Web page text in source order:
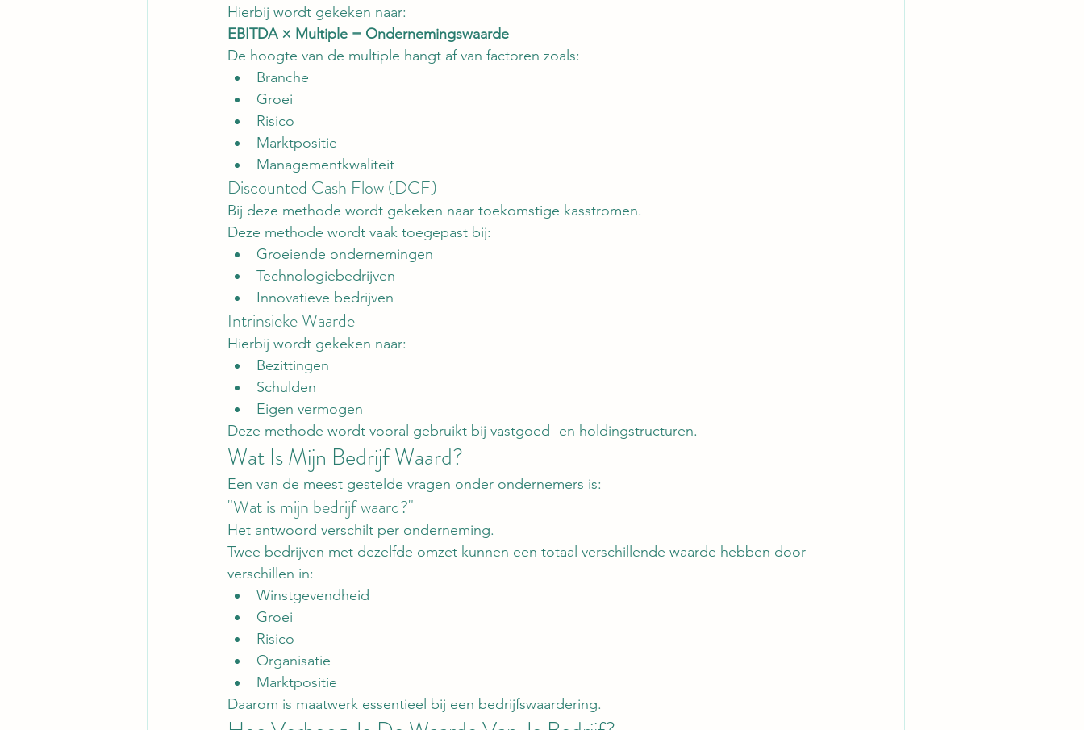
Hierbij wordt gekeken naar:
EBITDA × Multiple = Ondernemingswaarde
De hoogte van de multiple hangt af van factoren zoals:
Branche
Groei
Risico
Marktpositie
Managementkwaliteit
Discounted Cash Flow (DCF)
Bij deze methode wordt gekeken naar toekomstige kasstromen.
Deze methode wordt vaak toegepast bij:
Groeiende ondernemingen
Technologiebedrijven
Innovatieve bedrijven
Intrinsieke Waarde
Hierbij wordt gekeken naar:
Bezittingen
Schulden
Eigen vermogen
Deze methode wordt vooral gebruikt bij vastgoed- en holdingstructuren.
Wat Is Mijn Bedrijf Waard?
Een van de meest gestelde vragen onder ondernemers is:
"Wat is mijn bedrijf waard?"
Het antwoord verschilt per onderneming.
Twee bedrijven met dezelfde omzet kunnen een totaal verschillende waarde hebben door
verschillen in:
Winstgevendheid
Groei
Risico
Organisatie
Marktpositie
Daarom is maatwerk essentieel bij een bedrijfswaardering.